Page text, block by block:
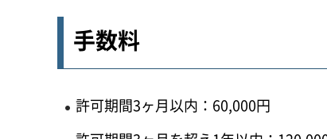
手数料
許可期間3ヶ月以内：60,000円